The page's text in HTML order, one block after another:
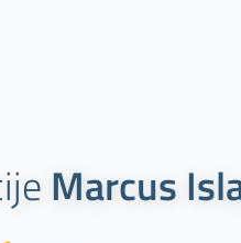
Marcus